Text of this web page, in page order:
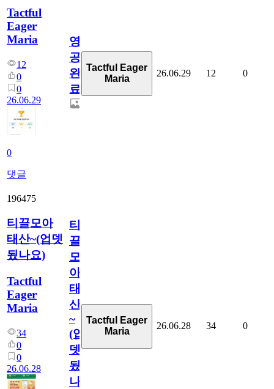
Tactful
Eager
Maria
12
0
0
26.06.29
0
댓글
영
공
완
료
Tactful Eager
Maria
26.06.29 12 0
196475
티끌모아
태산~(업뎃
됬나요)
Tactful
Eager
Maria
34
0
0
26.06.28
티
끌
모
아
태
산
~
(업
뎃
됬
나
Tactful Eager
Maria
26.06.28 34 0